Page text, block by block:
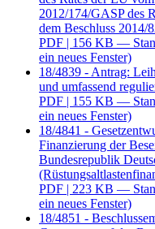
2012/174/GASP des
dem Beschluss 2014/
PDF | 156 KB —
ein neues Fenster)
18/4839 - Antrag:
und umfassend
PDF | 155 KB —
ein neues Fenster)
18/4841 -
Finanzierung der
Bundesrepublik
PDF | 223 KB —
ein neues Fenster)
18/4851 -